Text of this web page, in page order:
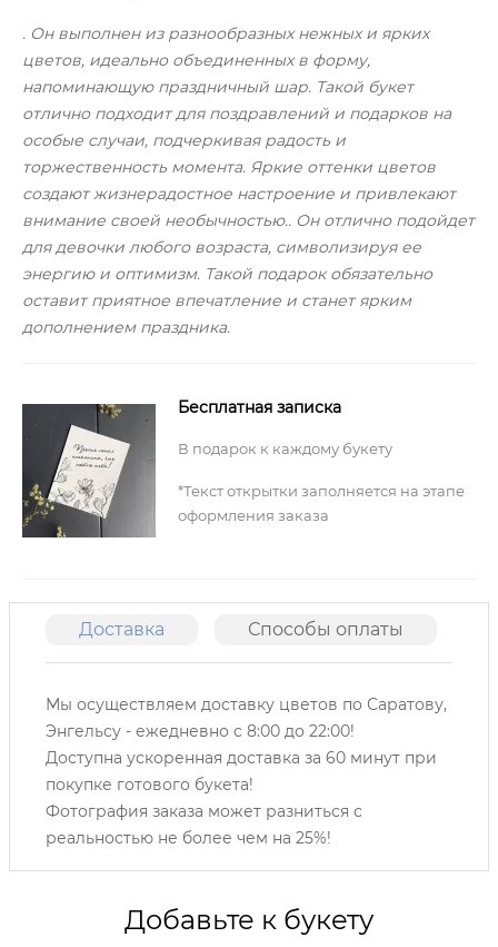
. Он выполнен из разнообразных нежных и ярких
цветов, идеально объединенных в форму,
напоминающую праздничный шар. Такой букет
отлично подходит для поздравлений и подарков на
особые случаи, подчеркивая радость и
торжественность момента. Яркие оттенки цветов
создают жизнерадостное настроение и привлекают
внимание своей необычностью.. Он отлично подойдет
для девочки любого возраста, символизируя ее
энергию и оптимизм. Такой подарок обязательно
оставит приятное впечатление и станет ярким
дополнением праздника.
Бесплатная записка
В подарок к каждому букету
*Текст открытки заполняется на этапе
оформления заказа
Доставка Способы оплаты
Мы осуществляем доставку цветов по Саратову,
Энгельсу - ежедневно с 8:00 до 22:00!
Доступна ускоренная доставка за 60 минут при
покупке готового букета!
Фотография заказа может разниться с
реальностью не более чем на 25%!
Добавьте к букету